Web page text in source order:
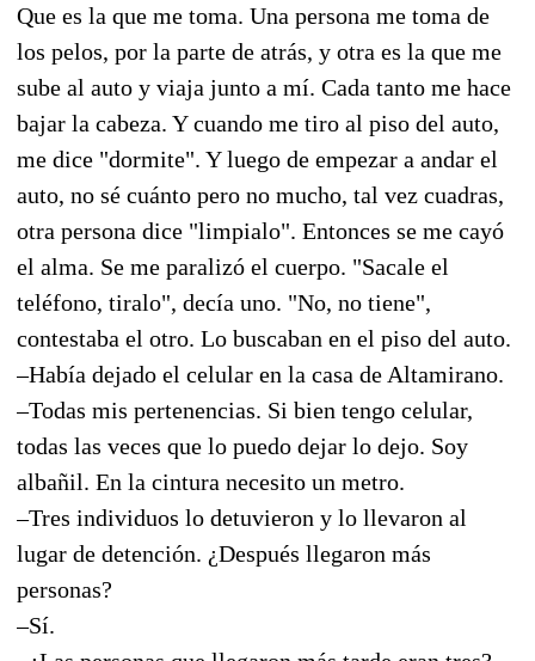
Que es la que me toma. Una persona me toma de
los pelos, por la parte de atrás, y otra es la que me
sube al auto y viaja junto a mí. Cada tanto me hace
bajar la cabeza. Y cuando me tiro al piso del auto,
me dice "dormite". Y luego de empezar a andar el
auto, no sé cuánto pero no mucho, tal vez cuadras,
otra persona dice "limpialo". Entonces se me cayó
el alma. Se me paralizó el cuerpo. "Sacale el
teléfono, tiralo", decía uno. "No, no tiene",
contestaba el otro. Lo buscaban en el piso del auto.
–Había dejado el celular en la casa de Altamirano.
–Todas mis pertenencias. Si bien tengo celular,
todas las veces que lo puedo dejar lo dejo. Soy
albañil. En la cintura necesito un metro.
–Tres individuos lo detuvieron y lo llevaron al
lugar de detención. ¿Después llegaron más
personas?
–Sí.